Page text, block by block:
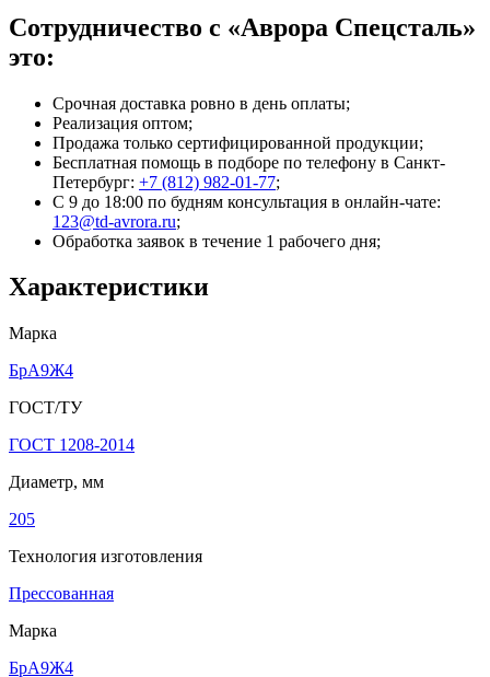
Сотрудничество с «Аврора Спецсталь»
это:
Срочная доставка ровно в день оплаты;
Реализация оптом;
Продажа только сертифицированной продукции;
Бесплатная помощь в подборе по телефону в Санкт-
Петербург: +7 (812) 982-01-77;
С 9 до 18:00 по будням консультация в онлайн-чате:
123@td-avrora.ru;
Обработка заявок в течение 1 рабочего дня;
Характеристики
Марка
БрА9Ж4
ГОСТ/ТУ
ГОСТ 1208-2014
Диаметр, мм
205
Технология изготовления
Прессованная
Марка
БрА9Ж4